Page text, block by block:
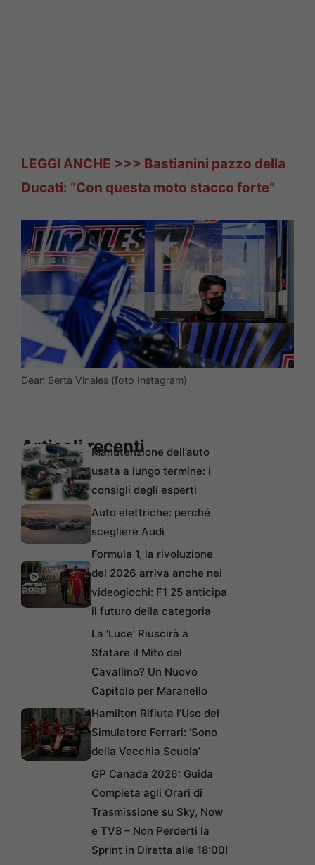
LEGGI ANCHE >>> Bastianini pazzo della
Ducati: “Con questa moto stacco forte”
Dean Berta Vinales (foto Instagram)
Articoli recentiManutenzione dell’auto
usata a lungo termine: i
consigli degli esperti
Auto elettriche: perché
scegliere Audi
Formula 1, la rivoluzione
del 2026 arriva anche nei
videogiochi: F1 25 anticipa
il futuro della categoria
La ‘Luce’ Riuscirà a
Sfatare il Mito del
Cavallino? Un Nuovo
Capitolo per Maranello
Hamilton Rifiuta l’Uso del
Simulatore Ferrari: ‘Sono
della Vecchia Scuola’
GP Canada 2026: Guida
Completa agli Orari di
Trasmissione su Sky, Now
e TV8 – Non Perderti la
Sprint in Diretta alle 18:00!